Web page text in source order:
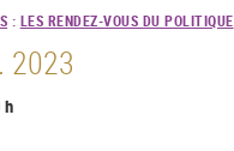
: LES RENDEZ-VOUS DU POLITIQUE
2023
h